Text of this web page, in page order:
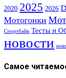
2020 2025 2026
Мотогонки
Спортбайк Тесты и
новости
Самое